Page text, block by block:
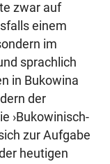
zwar auf
einem
im
sprachlich
in Bukowina
der
›Bukowinisch-
zur Aufgabe
heutigen